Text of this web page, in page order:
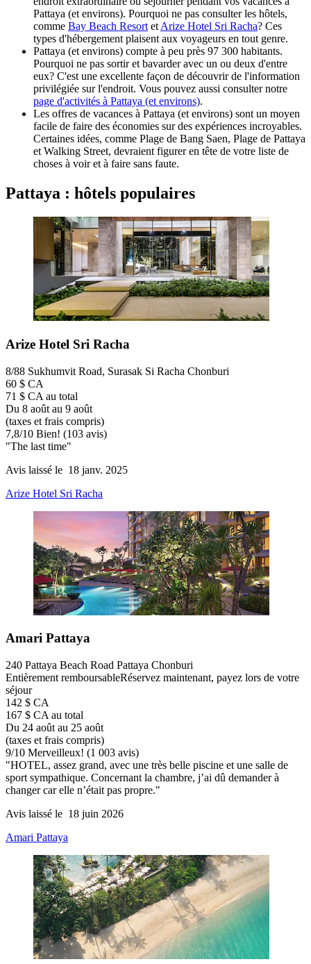
Pattaya (et environs). Pourquoi ne pas consulter les hôtels,
comme Bay Beach Resort et Arize Hotel Sri Racha? Ces
types d'hébergement plaisent aux voyageurs en tout genre.
Pattaya (et environs) compte à peu près 97 300 habitants.
Pourquoi ne pas sortir et bavarder avec un ou deux d'entre
eux? C'est une excellente façon de découvrir de l'information
privilégiée sur l'endroit. Vous pouvez aussi consulter notre
page d'activités à Pattaya (et environs).
Les offres de vacances à Pattaya (et environs) sont un moyen
facile de faire des économies sur des expériences incroyables.
Certaines idées, comme Plage de Bang Saen, Plage de Pattaya
et Walking Street, devraient figurer en tête de votre liste de
choses à voir et à faire sans faute.
Pattaya : hôtels populaires
Arize Hotel Sri Racha
8/88 Sukhumvit Road, Surasak Si Racha Chonburi
60 $ CA
71 $ CA au total
Du 8 août au 9 août
(taxes et frais compris)
7,8/10 Bien! (103 avis)
"The last time"
Avis laissé le 18 janv. 2025
Arize Hotel Sri Racha
Amari Pattaya
240 Pattaya Beach Road Pattaya Chonburi
Entièrement remboursableRéservez maintenant, payez lors de votre
séjour
142 $ CA
167 $ CA au total
Du 24 août au 25 août
(taxes et frais compris)
9/10 Merveilleux! (1 003 avis)
"HOTEL, assez grand, avec une très belle piscine et une salle de
sport sympathique. Concernant la chambre, j’ai dû demander à
changer car elle n’était pas propre."
Avis laissé le 18 juin 2026
Amari Pattaya